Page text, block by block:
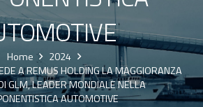
Home
2024
A REMUS HOLDING LA MAGGIORANZA
GLM, LEADER MONDIALE NELLA
AUTOMOTIVE